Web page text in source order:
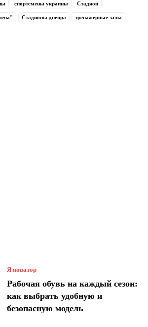
Я новатор
Рабочая обувь на каждый сезон:
как выбрать удобную и
безопасную модель
спортсмены украины Стадион
Стадионы днепра тренажерные залы